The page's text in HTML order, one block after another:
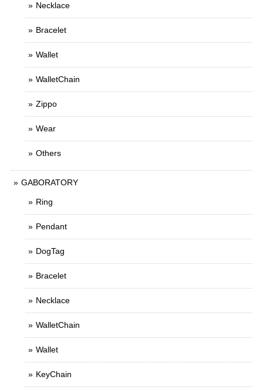
Necklace
Bracelet
Wallet
WalletChain
Zippo
Wear
Others
GABORATORY
Ring
Pendant
DogTag
Bracelet
Necklace
WalletChain
Wallet
KeyChain